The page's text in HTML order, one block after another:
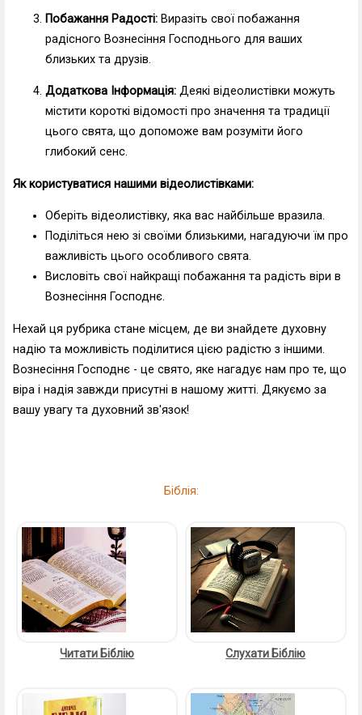
Побажання Радості: Виразіть свої побажання
радісного Вознесіння Господнього для ваших
близьких та друзів.
Додаткова Інформація: Деякі відеолистівки можуть
містити короткі відомості про значення та традиції
цього свята, що допоможе вам розуміти його
глибокий сенс.
Як користуватися нашими відеолистівками:
Оберіть відеолистівку, яка вас найбільше вразила.
Поділіться нею зі своїми близькими, нагадуючи їм про
важливість цього особливого свята.
Висловіть свої найкращі побажання та радість віри в
Вознесіння Господнє.
Нехай ця рубрика стане місцем, де ви знайдете духовну
надію та можливість поділитися цією радістю з іншими.
Вознесіння Господнє - це свято, яке нагадує нам про те, що
віра і надія завжди присутні в нашому житті. Дякуємо за
вашу увагу та духовний зв'язок!
Біблія:
Читати Біблію Слухати Біблію